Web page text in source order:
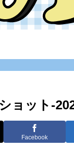
ョット-
Facebook